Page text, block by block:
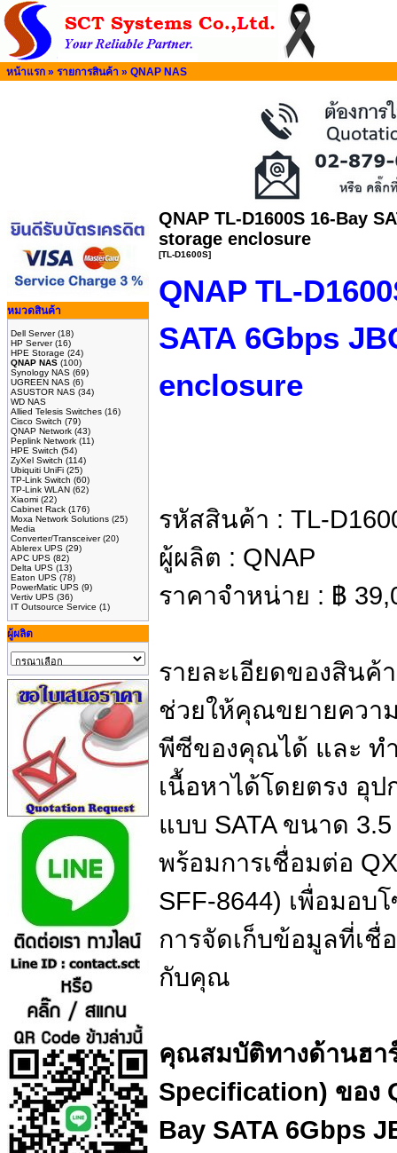
หน้าแรก » รายการสินค้า » QNAP NAS
หมวดสินค้า
Dell Server(18)
HP Server(16)
HPE Storage (24)
QNAP NAS (100)
Synology NAS (69)
UGREEN NAS (6)
ASUSTOR NAS (34)
WD NAS
Allied Telesis Switches (16)
Cisco Switch (79)
QNAP Network (43)
Peplink Network (11)
HPE Switch (54)
ZyXel Switch (114)
Ubiquiti UniFi (25)
TP-Link Switch (60)
TP-Link WLAN (62)
Xiaomi (22)
Cabinet Rack (176)
Moxa Network Solutions (25)
Media
Converter/Transceiver(20)
Ablerex UPS (29)
APC UPS (82)
Delta UPS (13)
Eaton UPS (78)
PowerMatic UPS (9)
Vertiv UPS (36)
IT Outsource Service (1)
ผู้ผลิต
QNAP TL-D1600S 16-Bay
storage enclosure
[TL-D1600S]
QNAP TL-
SATA 6Gbps
enclosure
รหัสสินค้า : TL-
ผู้ผลิต : QNAP
ราคาจำหน่าย : ฿
รายละเอียดของสินค้
ช่วยให้คุณขยายควา
พีซีของคุณได้ และ ท
เนื้อหาได้โดยตรง อุ
แบบ SATA ขนาด
พร้อมการเชื่อมต่อ
SFF-8644) เพื่อมอบ
การจัดเก็บข้อมูลที่เชื่
กับคุณ
คุณสมบัติทางด้านฮา
Specification) ของ
Bay SATA 6Gbps